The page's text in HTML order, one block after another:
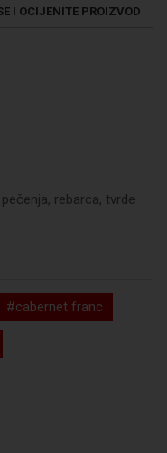
I OCIJENITE PROIZVOD
rebarca, tvrde
#cabernet franc